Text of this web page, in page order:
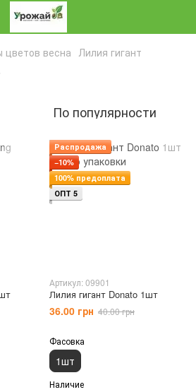
цветов весна Лилия гигант
По популярности
Распродажа
−10%
100% предоплата
ОПТ 5
Артикул: 09901
Лилия гигант Donato 1шт
36.00 грн 40.00 грн
Фасовка
1шт
Наличие